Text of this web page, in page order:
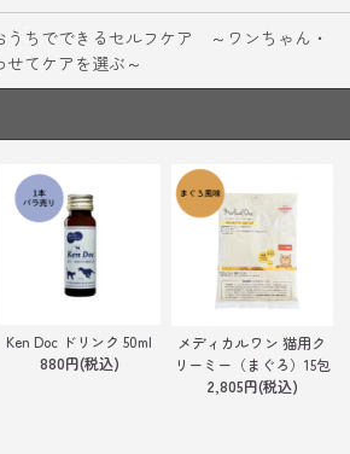
うちでできるセルフケア ～ワンちゃん・
てケアを選ぶ～
Ken Doc ドリンク 50ml
880円(税込)
メディカルワン 猫用ク
リーミー（まぐろ）15包
2,805円(税込)